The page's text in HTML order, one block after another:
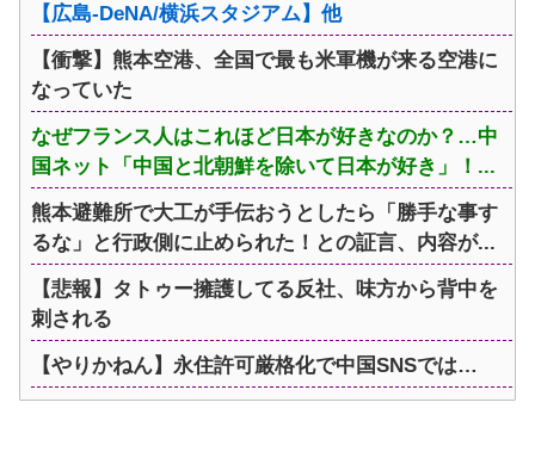
【広島-DeNA/横浜スタジアム】他
【衝撃】熊本空港、全国で最も米軍機が来る空港に
なっていた
なぜフランス人はこれほど日本が好きなのか？…中
国ネット「中国と北朝鮮を除いて日本が好き」！...
熊本避難所で大工が手伝おうとしたら「勝手な事す
るな」と行政側に止められた！との証言、内容が...
【悲報】タトゥー擁護してる反社、味方から背中を
刺される
【やりかねん】永住許可厳格化で中国SNSでは…